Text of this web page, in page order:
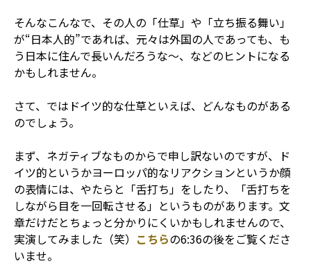
そんなこんなで、その人の「仕草」や「立ち振る舞い」
が“日本人的”であれば、元々は外国の人であっても、も
う日本に住んで長いんだろうな～、などのヒントになる
かもしれません。
さて、ではドイツ的な仕草といえば、どんなものがある
のでしょう。
まず、ネガティブなものからで申し訳ないのですが、ド
イツ的というかヨーロッパ的なリアクションというか顔
の表情には、やたらと「舌打ち」をしたり、「舌打ちを
しながら目を一回転させる」というものがあります。文
章だけだとちょっと分かりにくいかもしれませんので、
実演してみました（笑） こちらの6:36の後をご覧くださ
いませ。